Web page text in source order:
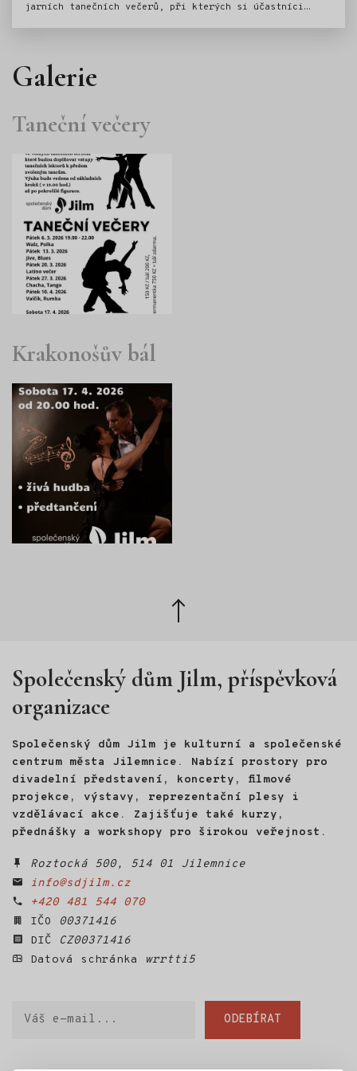
jarních tanečních večerů, při kterých si účastníci
amerických tanců. Rezervace míst je možná od 6. 4. 2026
v Informačním centru Jilemnice.
Galerie
Taneční večery
Krakonošův bál
Zpět
nahoru
Společenský dům Jilm, příspěvková
organizace
Společenský dům Jilm je kulturní a společenské
centrum města Jilemnice. Nabízí prostory pro
divadelní představení, koncerty, filmové
projekce, výstavy, reprezentační plesy i
vzdělávací akce. Zajišťuje také kurzy,
přednášky a workshopy pro širokou veřejnost.
Roztocká 500, 514 01 Jilemnice
info@sdjilm.cz
+420 481 544 070
IČO
00371416
DIČ
CZ00371416
Datová schránka
wrrtti5
ODEBÍRAT